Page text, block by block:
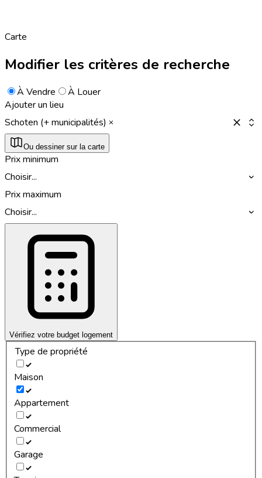
Carte
Modifier les critères de recherche
À Vendre
À Louer
Ajouter un lieu
Schoten (+ municipalités)
Ou dessiner sur la carte
Prix minimum
Choisir...
Prix maximum
Choisir...
Vérifiez votre budget logement
Type de propriété
Maison
Appartement
Commercial
Garage